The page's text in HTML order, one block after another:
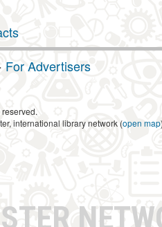
· For Advertisers
international library network (open map